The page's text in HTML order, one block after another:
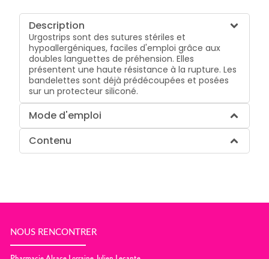
Description
Urgostrips sont des sutures stériles et
hypoallergéniques, faciles d'emploi grâce aux
doubles languettes de préhension. Elles
présentent une haute résistance à la rupture. Les
bandelettes sont déjà prédécoupées et posées
sur un protecteur siliconé.
Mode d'emploi
Contenu
NOUS RENCONTRER